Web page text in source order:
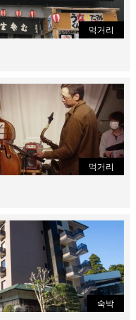
먹거리
먹거리
숙박